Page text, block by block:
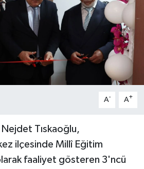
A- A+
Nejdet Tıskaoğlu,
ilçesinde Millî Eğitim
olarak faaliyet gösteren 3'ncü